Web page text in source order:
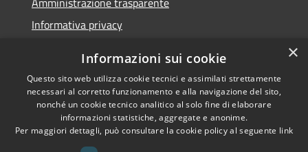
Informativa privacy
Dichiarazione di accessibilità
RSS
Copyright © 2026 • Comune di
×
Informazioni sui cookie
Questo sito web utilizza cookie tecnici e assimilati strettamente
necessari al corretto funzionamento e alla navigazione del sito,
nonché un cookie tecnico analitico al solo fine di elaborare
informazioni statistiche, aggregate e anonime.
Per maggiori dettagli, può consultare la cookie policy al seguente link